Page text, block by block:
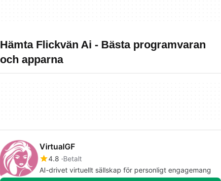
Hämta Flickvän Ai - Bästa programvaran
och apparna
VirtualGF
4.8 Betalt
AI-drivet virtuellt sällskap för personligt engagemang